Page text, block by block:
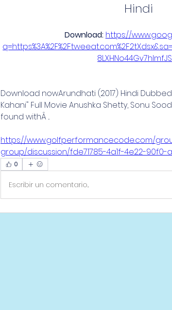
Hindi
Download: https://
Download nowArundhati (2017) Hindi
Kahani" Full Movie Anushka Shetty, Sonu
found withÂ ...
https://www.golfperformancecode.com/
group/discussion/fde71785-4a1f-4e22-90f0-
0
Escribir un comentario...